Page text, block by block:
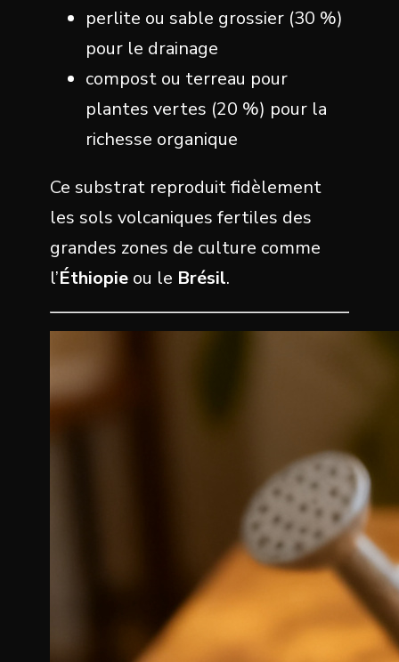
perlite ou sable grossier (30 %)
pour le drainage
compost ou terreau pour
plantes vertes (20 %) pour la
richesse organique
Ce substrat reproduit fidèlement
les sols volcaniques fertiles des
grandes zones de culture comme
l’Éthiopie ou le Brésil.